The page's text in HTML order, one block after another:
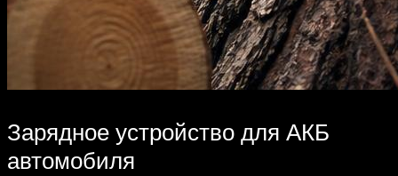
Зарядное устройство для АКБ
автомобиля